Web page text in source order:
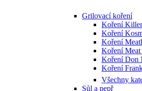
Grilovací koření
Koření
Koření
Koření
Koření Meat
Koření Don
Koření
Všechny
Sůl a pepř